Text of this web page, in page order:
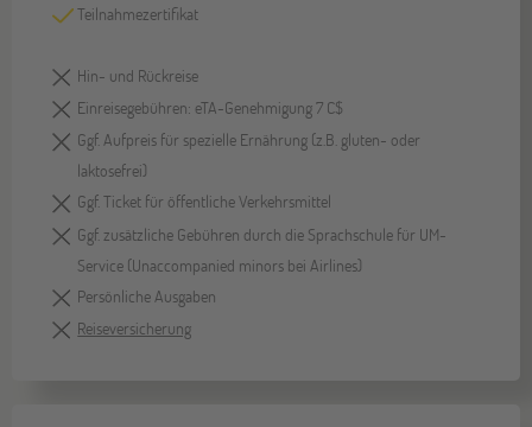
Teilnahmezertifikat
Hin- und Rückreise
Einreisegebühren: eTA-Genehmigung 7 C$
Ggf. Aufpreis für spezielle Ernährung (z.B. gluten- oder
laktosefrei)
Ggf. Ticket für öffentliche Verkehrsmittel
Ggf. zusätzliche Gebühren durch die Sprachschule für UM-
Service (Unaccompanied minors bei Airlines)
Persönliche Ausgaben
Reiseversicherung